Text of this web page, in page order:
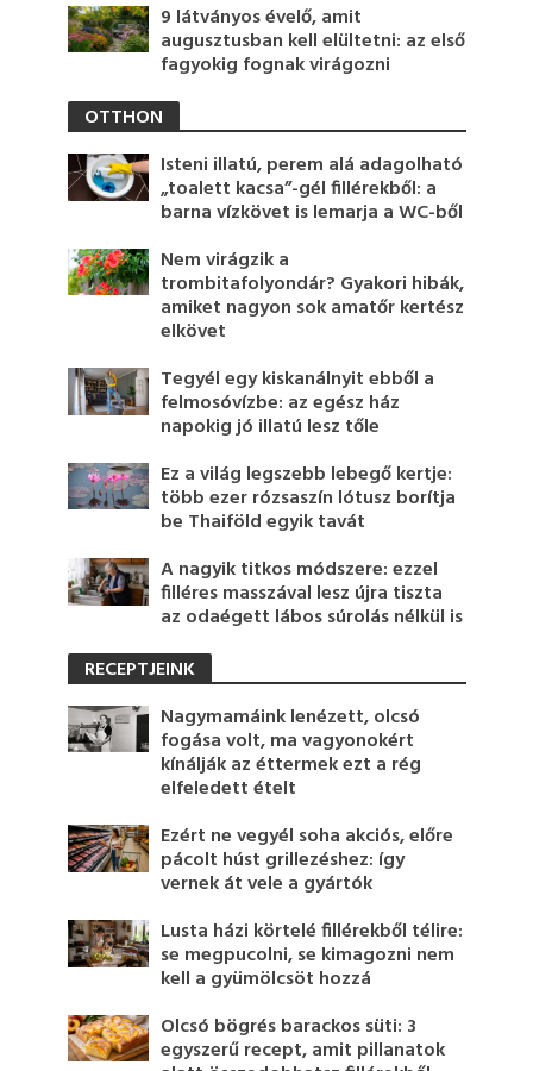
9 látványos évelő, amit
augusztusban kell elültetni: az első
fagyokig fognak virágozni
OTTHON
Isteni illatú, perem alá adagolható
„toalett kacsa”-gél fillérekből: a
barna vízkövet is lemarja a WC-ből
Nem virágzik a
trombitafolyondár? Gyakori hibák,
amiket nagyon sok amatőr kertész
elkövet
Tegyél egy kiskanálnyit ebből a
felmosóvízbe: az egész ház
napokig jó illatú lesz tőle
Ez a világ legszebb lebegő kertje:
több ezer rózsaszín lótusz borítja
be Thaiföld egyik tavát
A nagyik titkos módszere: ezzel
filléres masszával lesz újra tiszta
az odaégett lábos súrolás nélkül is
RECEPTJEINK
Nagymamáink lenézett, olcsó
fogása volt, ma vagyonokért
kínálják az éttermek ezt a rég
elfeledett ételt
Ezért ne vegyél soha akciós, előre
pácolt húst grillezéshez: így
vernek át vele a gyártók
Lusta házi körtelé fillérekből télire:
se megpucolni, se kimagozni nem
kell a gyümölcsöt hozzá
Olcsó bögrés barackos süti: 3
egyszerű recept, amit pillanatok